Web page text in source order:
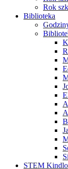
Rok
Biblioteka
STEM